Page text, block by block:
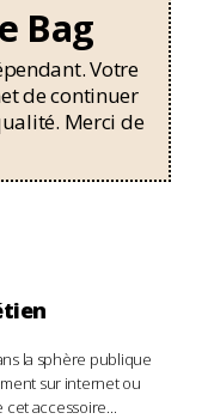
Bag
Votre
de continuer
Merci de
la sphère publique
sur internet ou
cet accessoire...